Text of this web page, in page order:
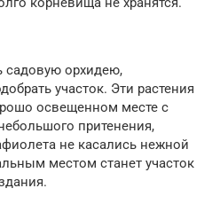
садовую орхидею,
участок. Эти растения
освещенном месте с
притенения,
не касались нежной
местом станет участок